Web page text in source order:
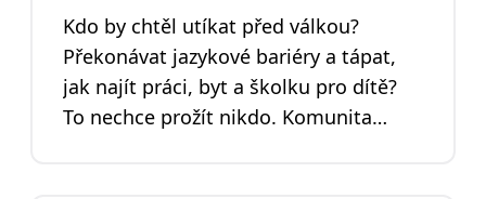
Kdo by chtěl utíkat před válkou?
Překonávat jazykové bariéry a tápat,
jak najít práci, byt a školku pro dítě?
To nechce prožít nikdo. Komunita